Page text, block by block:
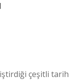
çeşitli tarih